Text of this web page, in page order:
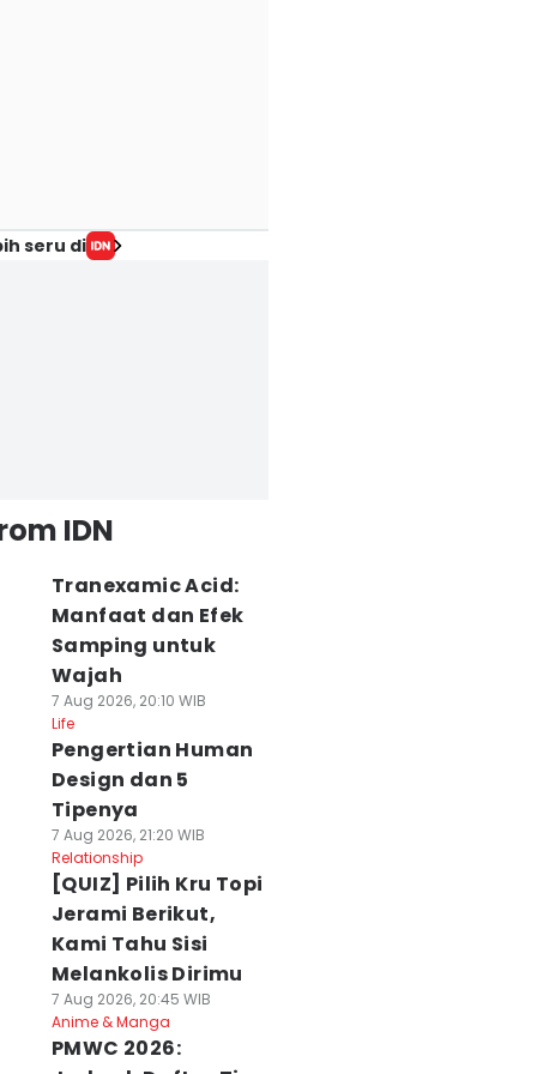
seru di
IDN
Tranexamic Acid:
Manfaat dan Efek
Samping untuk
Wajah
7 Aug 2026, 20:10 WIB
Life
Pengertian Human
Design dan 5
Tipenya
7 Aug 2026, 21:20 WIB
Relationship
[QUIZ] Pilih Kru Topi
Jerami Berikut,
Kami Tahu Sisi
Melankolis Dirimu
7 Aug 2026, 20:45 WIB
Anime & Manga
PMWC 2026: